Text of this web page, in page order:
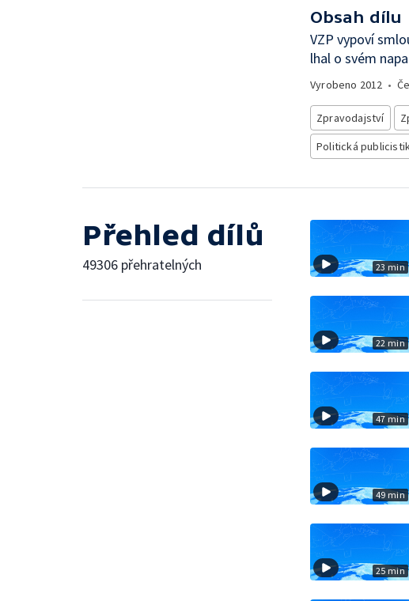
Obsah dílu
VZP vypoví
lhal o svém
Vyrobeno 2012 •
Zpravodajství
Politická
Přehled dílů
49306 přehratelných 23 min
22 min
47 min
49 min
25 min